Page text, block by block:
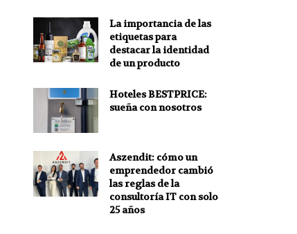
La importancia de las
etiquetas para
destacar la identidad
de un producto
Hoteles BESTPRICE:
sueña con nosotros
Aszendit: cómo un
emprendedor cambió
las reglas de la
consultoría IT con solo
25 años